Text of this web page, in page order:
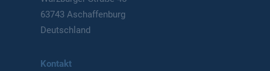
63743 Aschaffenburg
Deutschland
Kontakt